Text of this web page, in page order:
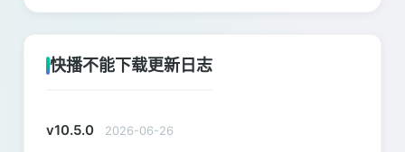
快播不能下载更新日志
v10.5.0 2026-06-26